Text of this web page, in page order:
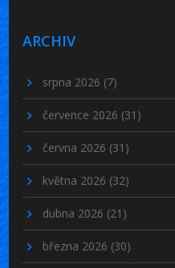
ARCHIV
srpna 2026 (7)
července 2026 (31)
června 2026 (31)
května 2026 (32)
dubna 2026 (21)
března 2026 (30)